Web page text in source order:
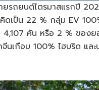
ถยนต์ไตรมาสแรกปี
ดเป็น 22 % กลุ่ม EV
คัน หรือ 2 % ของย
จีนเกือบ 100% ไฮบริด แ